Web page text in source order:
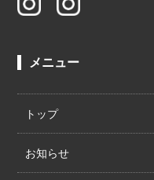
メニュー
トップ
お知らせ